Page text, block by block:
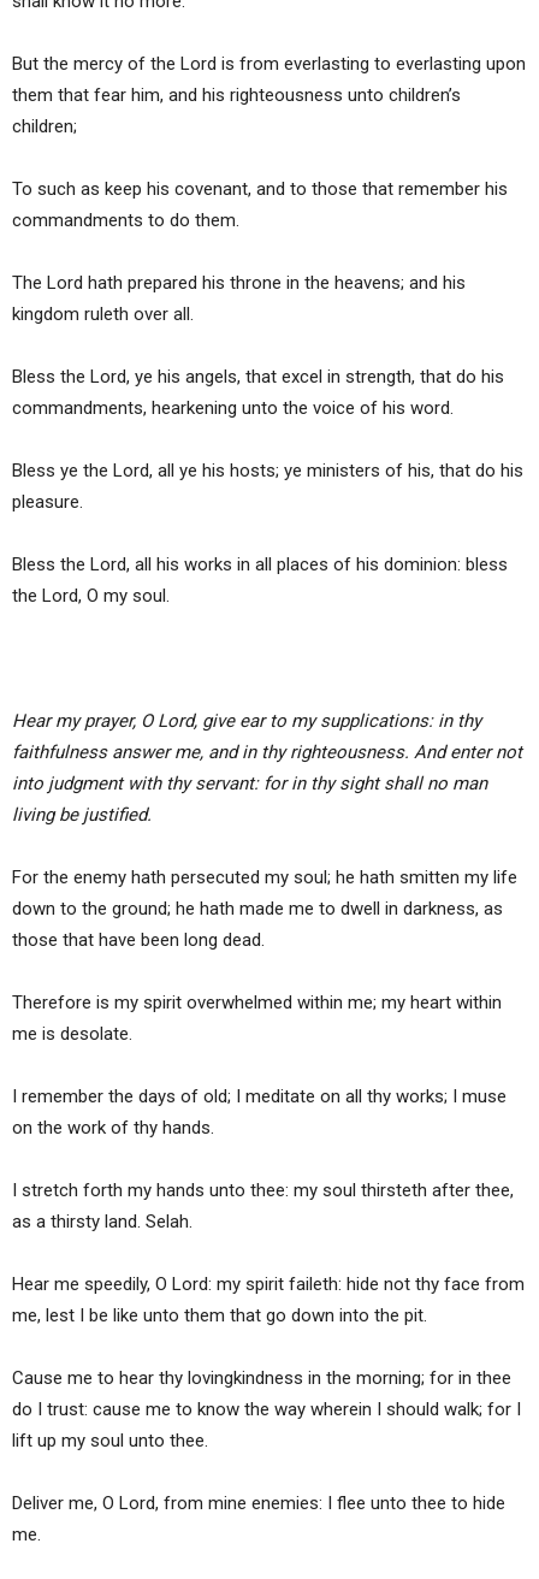
But the mercy of the Lord is from everlasting to everlasting upon
them that fear him, and his righteousness unto children’s
children;
To such as keep his covenant, and to those that remember his
commandments to do them.
The Lord hath prepared his throne in the heavens; and his
kingdom ruleth over all.
Bless the Lord, ye his angels, that excel in strength, that do his
commandments, hearkening unto the voice of his word.
Bless ye the Lord, all ye his hosts; ye ministers of his, that do his
pleasure.
Bless the Lord, all his works in all places of his dominion: bless
the Lord, O my soul.
Hear my prayer, O Lord, give ear to my supplications: in thy
faithfulness answer me, and in thy righteousness. And enter not
into judgment with thy servant: for in thy sight shall no man
living be justified.
For the enemy hath persecuted my soul; he hath smitten my life
down to the ground; he hath made me to dwell in darkness, as
those that have been long dead.
Therefore is my spirit overwhelmed within me; my heart within
me is desolate.
I remember the days of old; I meditate on all thy works; I muse
on the work of thy hands.
I stretch forth my hands unto thee: my soul thirsteth after thee,
as a thirsty land. Selah.
Hear me speedily, O Lord: my spirit faileth: hide not thy face from
me, lest I be like unto them that go down into the pit.
Cause me to hear thy lovingkindness in the morning; for in thee
do I trust: cause me to know the way wherein I should walk; for I
lift up my soul unto thee.
Deliver me, O Lord, from mine enemies: I flee unto thee to hide
me.